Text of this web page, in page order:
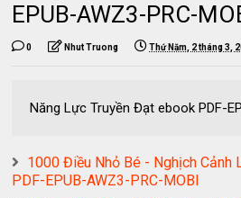
EPUB-AWZ3-PRC-
0 Nhut Truong Thứ Năm, 2 tháng 3,
Năng Lực Truyền Đạt ebook PDF-
1000 Điều Nhỏ Bé - Nghịch Cảnh
PDF-EPUB-AWZ3-PRC-MOBI